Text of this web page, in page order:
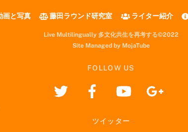
画と写真 藤田ラウンド研究室 ライター紹介
Live Multilingually 多文化共生を再考する©2022
Site Managed by MojaTube
FOLLOW US
ツイッター